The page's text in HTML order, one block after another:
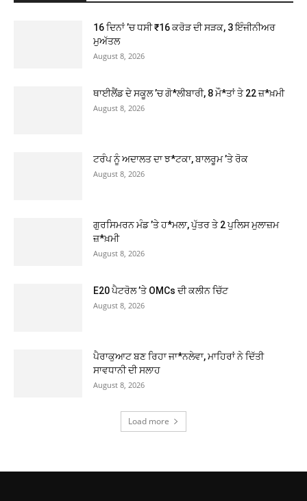
16 ਦਿਨਾਂ ’ਚ ਧਸੀ ₹16 ਕਰੋੜ ਦੀ ਸੜਕ, 3 ਇੰਜੀਨੀਅਰ
ਮੁਅੱਤਲ
August 8, 2026
ਥਾਈਲੈਂਡ ਦੇ ਸਕੂਲ ’ਚ ਗੋ*ਲੀਬਾਰੀ, 8 ਮੌ*ਤਾਂ ਤੇ 22 ਜ਼*ਖ਼ਮੀ
August 8, 2026
ਟਰੰਪ ਨੂੰ ਅਦਾਲਤ ਦਾ ਝ*ਟਕਾ, ਬਾਲਰੂਮ ’ਤੇ ਰੋਕ
August 8, 2026
ਗੁਰਸਿਮਰਨ ਮੰਡ ’ਤੇ ਹ*ਮਲਾ, ਪੁੱਤਰ ਤੇ 2 ਪੁਲਿਸ ਮੁਲਾਜ਼ਮ
ਜ਼*ਖ਼ਮੀ
August 8, 2026
E20 ਪੈਟਰੋਲ ’ਤੇ OMCs ਦੀ ਕਲੀਨ ਚਿੱਟ
August 8, 2026
ਪੈਰਾਕੁਆਟ ਬਣ ਰਿਹਾ ਜਾ*ਨਲੇਵਾ, ਮਾਹਿਰਾਂ ਨੇ ਦਿੱਤੀ
ਸਾਵਧਾਨੀ ਦੀ ਸਲਾਹ
August 8, 2026
Load more